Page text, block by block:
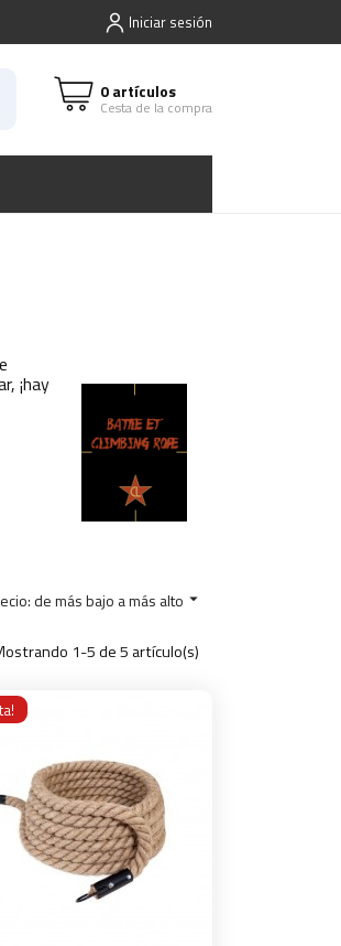
Iniciar sesión
0 artículos
Cesta de la compra
¡hay
de más bajo a más alto 
1-5 de 5 artículo(s)